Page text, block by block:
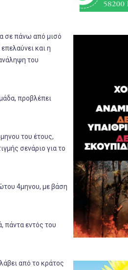
σε πάνω από μισό
και η
του
προβλέπει
του έτους,
σενάριο για το
4μηνου, με βάση
πάντα εντός του
από το κράτος